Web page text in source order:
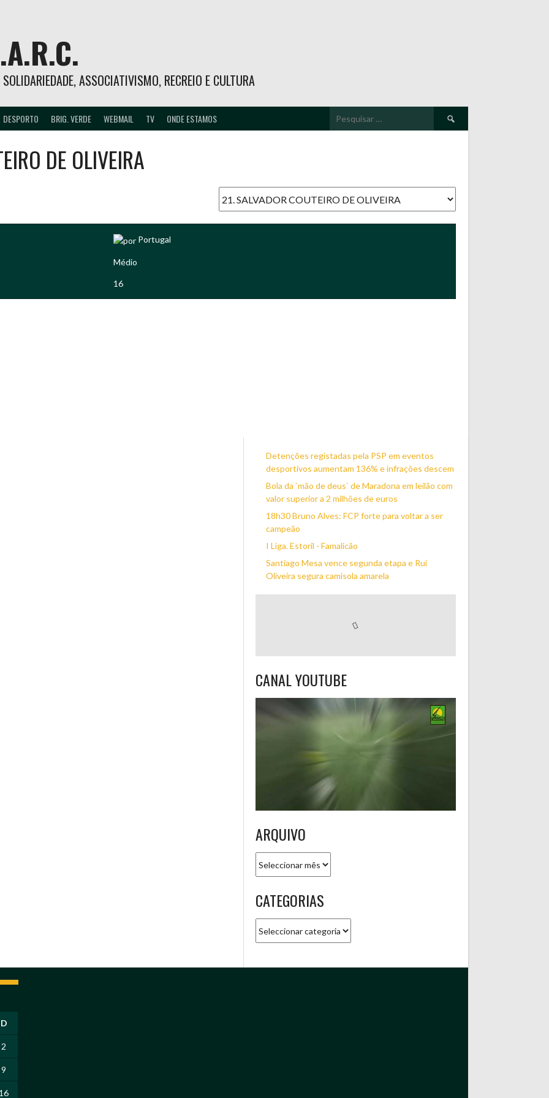
ASSOCIATIVISMO, RECREIO E CULTURA
DESPORTO BRIG. VERDE WEBMAIL TV ONDE ESTAMOS
Pesquisar
por:
DE OLIVEIRA
Portugal
Médio
16
Detenções registadas pela PSP em eventos
desportivos aumentam 136% e infrações descem
Bola da `mão de deus` de Maradona em leilão com
valor superior a 2 milhões de euros
18h30 Bruno Alves: FCP forte para voltar a ser
campeão
I Liga. Estoril - Famalicão
Santiago Mesa vence segunda etapa e Rui
Oliveira segura camisola amarela
CANAL YOUTUBE
ARQUIVO
CATEGORIAS
D
2
9
16